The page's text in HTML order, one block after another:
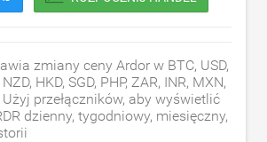
zmiany ceny Ardor w BTC, USD,
HKD, SGD, PHP, ZAR, INR, MXN,
Użyj przełączników, aby wyświetlić
dzienny, tygodniowy, miesięczny,